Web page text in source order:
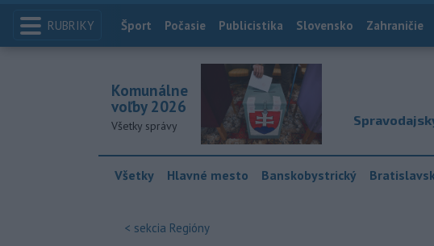
RUBRIKY Index
Šport Počasie Publicistika Slovensko Zahraničie
Komunálne
voľby 2026
Všetky správy
Všetky Hlavné mesto Banskobystrický
< sekcia Regióny